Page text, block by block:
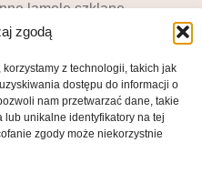
zgodą
z technologii, takich jak
dostępu do informacji o
nam przetwarzać dane, takie
unikalne identyfikatory na tej
zgody może niekorzystnie
lamele szklane –